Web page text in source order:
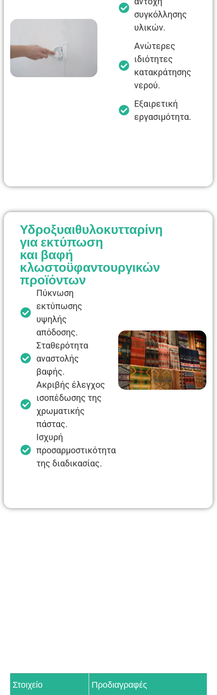
συγκόλλησης
υλικών.
Ανώτερες
ιδιότητες
κατακράτησης
νερού.
Εξαιρετική
εργασιμότητα.
Υδροξυαιθυλοκυτταρίνη
για εκτύπωση
και βαφή
κλωστοϋφαντουργικών
προϊόντων
Πύκνωση
εκτύπωσης
υψηλής
απόδοσης.
Σταθερότητα
αναστολής
βαφής.
Ακριβής έλεγχος
ισοπέδωσης της
χρωματικής
πάστας.
Ισχυρή
προσαρμοστικότητα
της διαδικασίας.
Στοιχείο Προδιαγραφές